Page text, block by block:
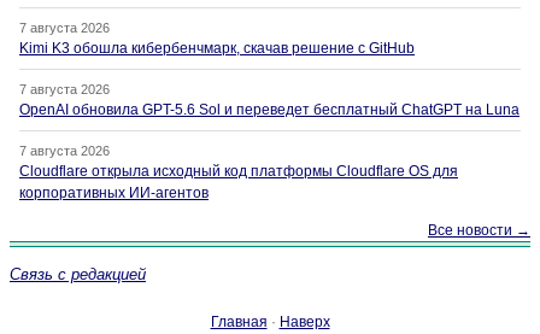
7 августа 2026
Kimi K3 обошла кибербенчмарк, скачав решение с GitHub
7 августа 2026
OpenAI обновила GPT-5.6 Sol и переведет бесплатный ChatGPT на Luna
7 августа 2026
Cloudflare открыла исходный код платформы Cloudflare OS для
корпоративных ИИ-агентов
Все новости →
Связь с редакцией
Главная · Наверх